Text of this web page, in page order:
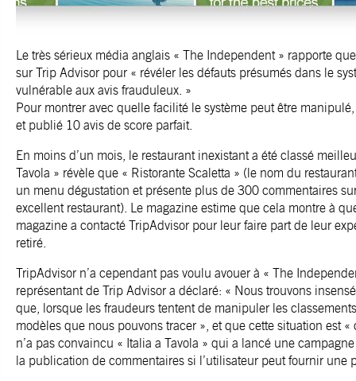
Le très sérieux média anglais « The Independent » rapporte
sur Trip Advisor pour « révéler les défauts présumés dans le
vulnérable aux avis frauduleux. »
Pour montrer avec quelle facilité le système peut être
et publié 10 avis de score parfait.
En moins d’un mois, le restaurant inexistant a été classé
Tavola » révèle que « Ristorante Scaletta » (le nom du
un menu dégustation et présente plus de 300 commentaires
excellent restaurant). Le magazine estime que cela montre à
magazine a contacté TripAdvisor pour leur faire part de leur
retiré.
TripAdvisor n’a cependant pas voulu avouer à « The
représentant de Trip Advisor a déclaré: « Nous trouvons
que, lorsque les fraudeurs tentent de manipuler les
modèles que nous pouvons tracer », et que cette situation est
n’a pas convaincu « Italia a Tavola » qui a lancé une
la publication de commentaires si l’utilisateur peut fournir une